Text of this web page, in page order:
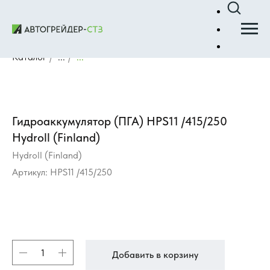
Каталог / ... / ...
Гидроаккумулятор (ПГА) HPS11 /415/250
Hydroll (Finland)
Hydroll (Finland)
Артикул: HPS11 /415/250
Добавить в корзину